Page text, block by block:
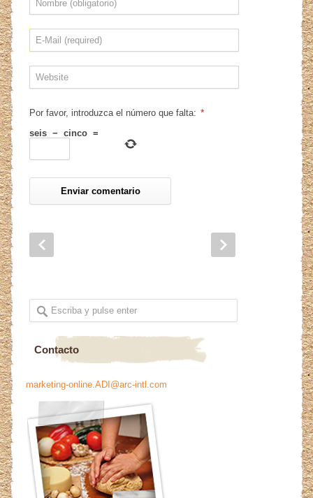
Por favor, introduzca el número que falta: *
seis − cinco =
Contacto
marketing-online.ADI@arc-intl.com